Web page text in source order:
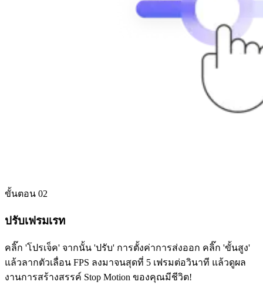
ขั้นตอน 02
ปรับเฟรมเรท
คลิ๊ก 'โปรเจ็ค' จากนั้น 'ปรับ' การตั้งค่าการส่งออก คลิ๊ก 'ขั้นสูง'
แล้วลากตัวเลื่อน FPS ลงมาจนสุดที่ 5 เฟรมต่อวินาที แล้วดูผล
งานการสร้างสรรค์ Stop Motion ของคุณมีชีวิต!